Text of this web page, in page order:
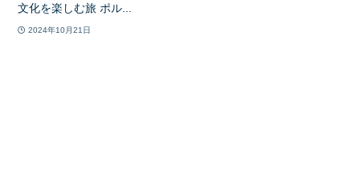
文化を楽しむ旅 ポル...
2024年10月21日